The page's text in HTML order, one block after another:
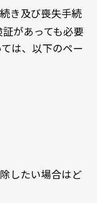
き及び喪失手続
があっても必要
は、以下のペー
したい場合はど